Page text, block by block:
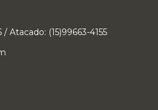
Atacado: (15)99663-4155